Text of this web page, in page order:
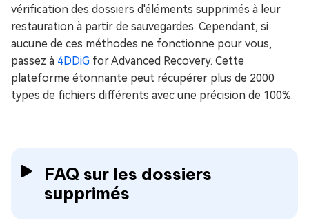
vérification des dossiers d'éléments supprimés à leur
restauration à partir de sauvegardes. Cependant, si
aucune de ces méthodes ne fonctionne pour vous,
passez à 4DDiG for Advanced Recovery. Cette
plateforme étonnante peut récupérer plus de 2000
types de fichiers différents avec une précision de 100%.
FAQ sur les dossiers
supprimés